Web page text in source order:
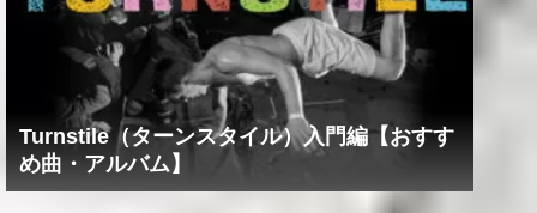
Turnstile（ターンスタイル）入門編【おすす
め曲・アルバム】